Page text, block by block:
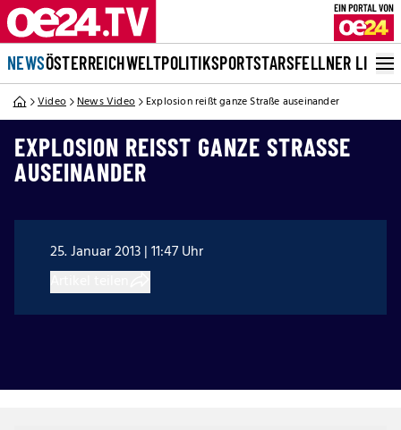
NEWSÖSTERREICHWELTPOLITIKSPORTSTARSFELLNER LIVE
Video News Video Explosion reißt ganze Straße auseinander
EXPLOSION REISST GANZE STRASSE AU
SEINANDER
25. Januar 2013 | 11:47 Uhr